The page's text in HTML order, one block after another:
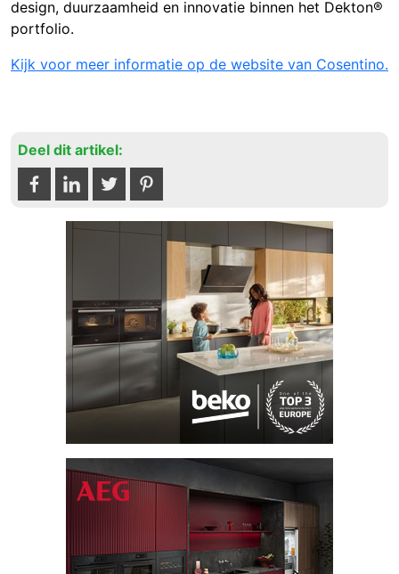
design, duurzaamheid en innovatie binnen het Dekton®
portfolio.
Kijk voor meer informatie op de website van Cosentino.
Deel dit artikel: